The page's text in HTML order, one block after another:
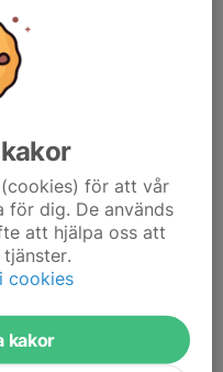
för att vår
för dig. De används
att hjälpa oss att
cookies
kakor